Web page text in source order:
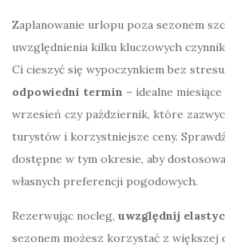
Zaplanowanie urlopu poza sezonem
uwzględnienia kilku kluczowych
Ci cieszyć się wypoczynkiem bez stresu.
odpowiedni termin – idealne
wrzesień czy październik, które
turystów i korzystniejsze ceny.
dostępne w tym okresie, aby
własnych preferencji pogodowych.
Rezerwując nocleg, uwzględnij
sezonem możesz korzystać z większej